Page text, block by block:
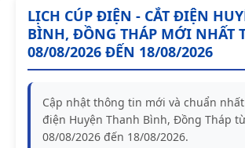
LỊCH CÚP ĐIỆN - CẮT ĐIỆN
BÌNH, ĐỒNG THÁP MỚI NHẤT
08/08/2026 ĐẾN 18/08/2026
Cập nhật thông tin mới và chuẩn
điện Huyện Thanh Bình, Đồng Tháp
08/08/2026 đến 18/08/2026.